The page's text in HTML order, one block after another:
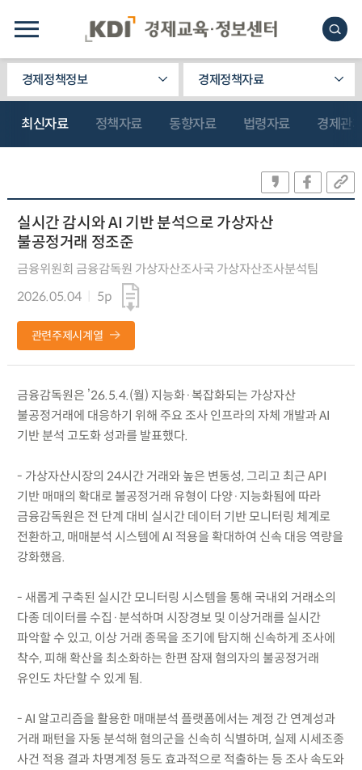
경제정책정보 경제정책자료
최신자료 정책자료 동향자료 법령자료 경제관
실시간 감시와 AI 기반 분석으로 가상자산
불공정거래 정조준
금융위원회 금융감독원 가상자산조사국 가상자산조사분석팀
2026.05.04
5p
관련주제시계열
금융감독원은 ’26.5.4.(월) 지능화·복잡화되는 가상자산
불공정거래에 대응하기 위해 주요 조사 인프라의 자체 개발과 AI
기반 분석 고도화 성과를 발표했다.
- 가상자산시장의 24시간 거래와 높은 변동성, 그리고 최근 API
기반 매매의 확대로 불공정거래 유형이 다양·지능화됨에 따라
금융감독원은 전 단계 대비 실시간 데이터 기반 모니터링 체계로
전환하고, 매매분석 시스템에 AI 적용을 확대하여 신속 대응 역량을
강화했음.
- 새롭게 구축된 실시간 모니터링 시스템을 통해 국내외 거래소의
다종 데이터를 수집·분석하며 시장경보 및 이상거래를 실시간
파악할 수 있고, 이상 거래 종목을 조기에 탐지해 신속하게 조사에
착수, 피해 확산을 최소화하는 한편 잠재 혐의자의 불공정거래
유인도 차단할 수 있게 됨.
- AI 알고리즘을 활용한 매매분석 플랫폼에서는 계정 간 연계성과
거래 패턴을 자동 분석해 혐의군을 신속히 식별하며, 실제 시세조종
사건 적용 결과 차명계정 등도 효과적으로 적출하는 등 조사 속도와